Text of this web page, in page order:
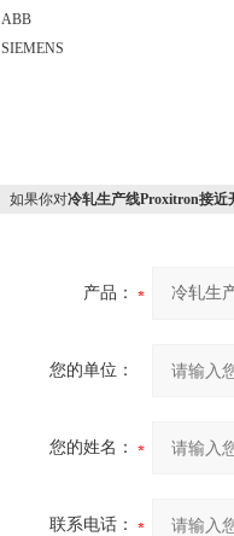
ABB
SIEMENS
如果你对冷轧生产线Proxitron接近
产品：
您的单位：
您的姓名：
联系电话：